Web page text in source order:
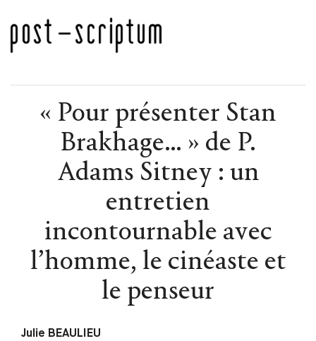
« Pour présenter Stan
Brakhage… » de P.
Adams Sitney : un
entretien
incontournable avec
l’homme, le cinéaste et
le penseur
Julie BEAULIEU